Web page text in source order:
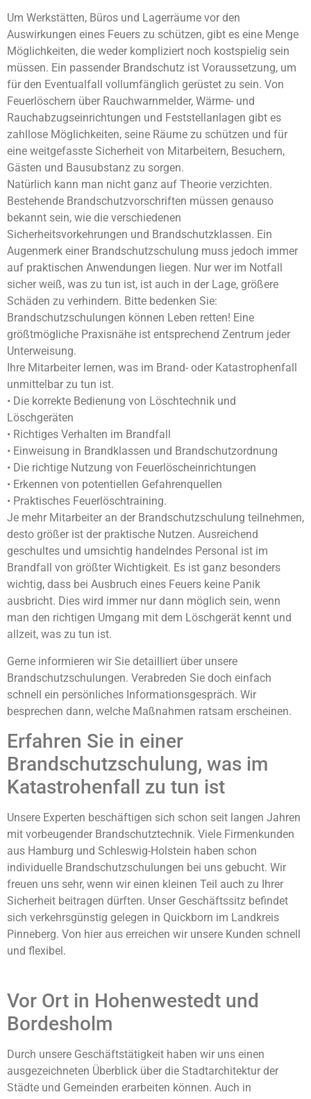
Um Werkstätten, Büros und Lagerräume vor den
Auswirkungen eines Feuers zu schützen, gibt es eine Menge
Möglichkeiten, die weder kompliziert noch kostspielig sein
müssen. Ein passender Brandschutz ist Voraussetzung, um
für den Eventualfall vollumfänglich gerüstet zu sein. Von
Feuerlöschern über Rauchwarnmelder, Wärme- und
Rauchabzugseinrichtungen und Feststellanlagen gibt es
zahllose Möglichkeiten, seine Räume zu schützen und für
eine weitgefasste Sicherheit von Mitarbeitern, Besuchern,
Gästen und Bausubstanz zu sorgen.
Natürlich kann man nicht ganz auf Theorie verzichten.
Bestehende Brandschutzvorschriften müssen genauso
bekannt sein, wie die verschiedenen
Sicherheitsvorkehrungen und Brandschutzklassen. Ein
Augenmerk einer Brandschutzschulung muss jedoch immer
auf praktischen Anwendungen liegen. Nur wer im Notfall
sicher weiß, was zu tun ist, ist auch in der Lage, größere
Schäden zu verhindern. Bitte bedenken Sie:
Brandschutzschulungen können Leben retten! Eine
größtmögliche Praxisnähe ist entsprechend Zentrum jeder
Unterweisung.
Ihre Mitarbeiter lernen, was im Brand- oder Katastrophenfall
unmittelbar zu tun ist.
• Die korrekte Bedienung von Löschtechnik und
Löschgeräten
• Richtiges Verhalten im Brandfall
• Einweisung in Brandklassen und Brandschutzordnung
• Die richtige Nutzung von Feuerlöscheinrichtungen
• Erkennen von potentiellen Gefahrenquellen
• Praktisches Feuerlöschtraining.
Je mehr Mitarbeiter an der Brandschutzschulung teilnehmen,
desto größer ist der praktische Nutzen. Ausreichend
geschultes und umsichtig handelndes Personal ist im
Brandfall von größter Wichtigkeit. Es ist ganz besonders
wichtig, dass bei Ausbruch eines Feuers keine Panik
ausbricht. Dies wird immer nur dann möglich sein, wenn
man den richtigen Umgang mit dem Löschgerät kennt und
allzeit, was zu tun ist.
Gerne informieren wir Sie detailliert über unsere
Brandschutzschulungen. Verabreden Sie doch einfach
schnell ein persönliches Informationsgespräch. Wir
besprechen dann, welche Maßnahmen ratsam erscheinen.
Erfahren Sie in einer
Brandschutzschulung, was im
Katastrohenfall zu tun ist
Unsere Experten beschäftigen sich schon seit langen Jahren
mit vorbeugender Brandschutztechnik. Viele Firmenkunden
aus Hamburg und Schleswig-Holstein haben schon
individuelle Brandschutzschulungen bei uns gebucht. Wir
freuen uns sehr, wenn wir einen kleinen Teil auch zu Ihrer
Sicherheit beitragen dürften. Unser Geschäftssitz befindet
sich verkehrsgünstig gelegen in Quickborn im Landkreis
Pinneberg. Von hier aus erreichen wir unsere Kunden schnell
und flexibel.
Vor Ort in Hohenwestedt und
Bordesholm
Durch unsere Geschäftstätigkeit haben wir uns einen
ausgezeichneten Überblick über die Stadtarchitektur der
Städte und Gemeinden erarbeiten können. Auch in